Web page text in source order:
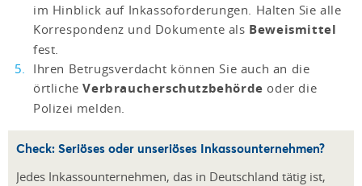
im Hinblick auf Inkassoforderungen. Halten Sie alle
Korrespondenz und Dokumente als Beweismittel
fest.
Ihren Betrugsverdacht können Sie auch an die
örtlicheVerbraucherschutzbehörde oder die
Polizei melden.
Check: Seriöses oder unseriöses Inkassounternehmen?
Jedes Inkassounternehmen, das in Deutschland tätig ist,